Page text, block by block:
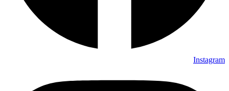
Instagram